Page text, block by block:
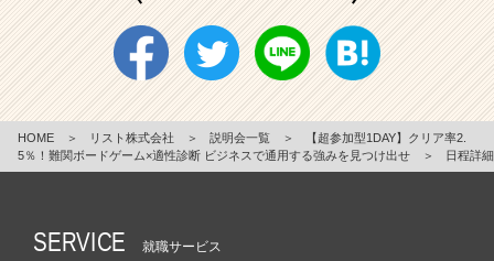
HOME ＞ リスト株式会社 ＞ 説明会一覧 ＞
【超参加型1DAY】クリア率2.
5％！難関ボードゲーム×適性診断 ビジネスで通用する強みを見つけ出せ
＞ 日程詳細
SERVICE 就職サービス